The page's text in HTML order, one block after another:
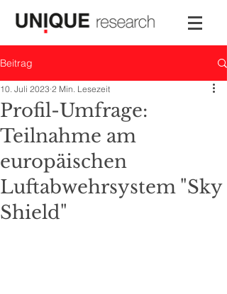
Beitrag
Profil-Umfrage:
Teilnahme am
europäischen
Luftabwehrsystem "Sky
Shield"
10. Juli 2023 2 Min. Lesezeit